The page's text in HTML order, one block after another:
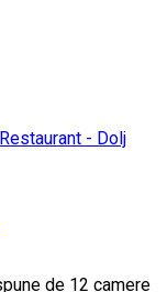
Restaurant - Dolj
de 12 camere